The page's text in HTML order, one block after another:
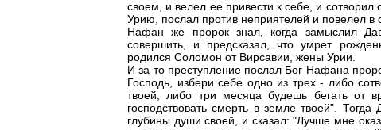
своем, и велел ее привести к себе, и
Урию, послал против неприятелей и повелел в
Нафан же пророк знал, когда замыслил
совершить, и предсказал, что умрет
родился Соломон от Вирсавии, жены Урии.
И за то преступление послал Бог Нафана
Господь, избери себе одно из трех - либо
твоей, либо три месяца будешь бегать от
господствовать смерть в земле твоей".
глубины души своей, и сказал: "Лучше мне